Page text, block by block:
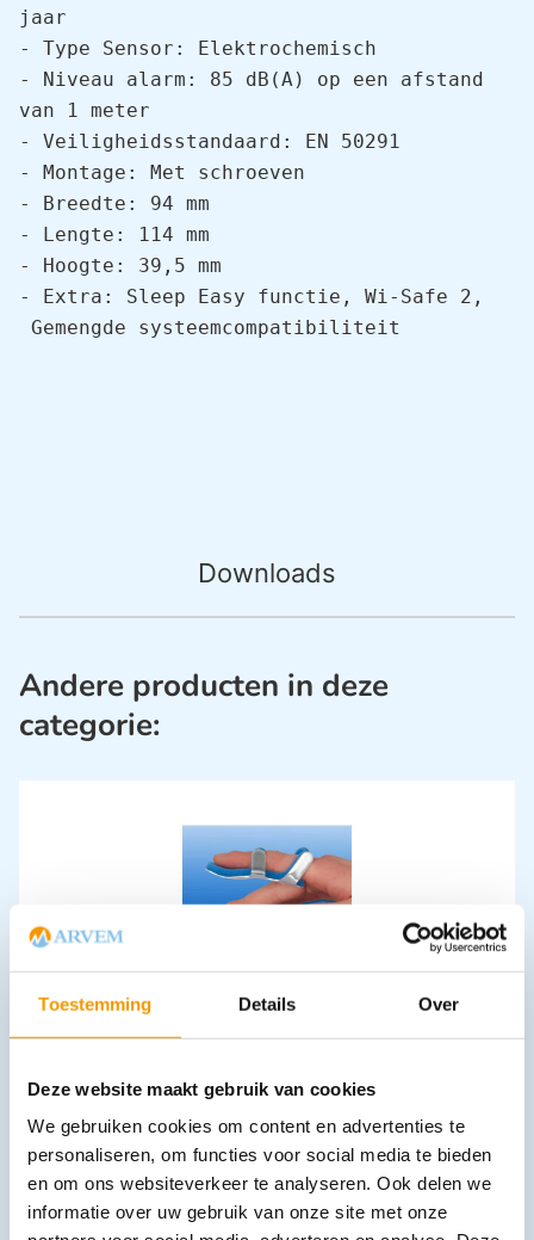
Toestemming Details Over
Deze website maakt gebruik van cookies
We gebruiken cookies om content en advertenties te
personaliseren, om functies voor social media te bieden
en om ons websiteverkeer te analyseren. Ook delen we
informatie over uw gebruik van onze site met onze
Downloads
jaar
- Type Sensor: Elektrochemisch
- Niveau alarm: 85 dB(A) op een afstand
van 1 meter
- Veiligheidsstandaard: EN 50291
- Montage: Met schroeven
- Breedte: 94 mm
- Lengte: 114 mm
- Hoogte: 39,5 mm
- Extra: Sleep Easy functie, Wi-Safe 2,
Gemengde systeemcompatibiliteit
Andere producten in deze
categorie:
1,79 – €1,98 incl. btw
1.48 excl. btw